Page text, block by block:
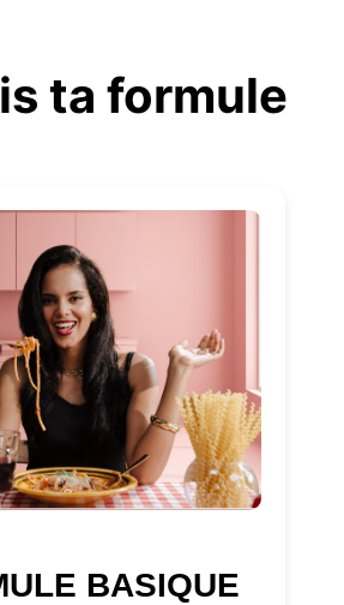
ta formule
BASIQUE